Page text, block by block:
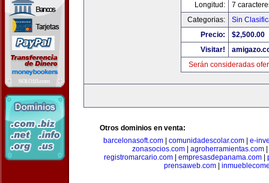
Longitud:
7
Categorias:
Sin
Precio:
$2,500.00
Visitar!
Serán consideradas
Otros dominios en venta:
barcelonasoft.com
comunidadescolar.com
e-
zonasocios.com
agroherramientas.com
registromarcario.com| empresasdepanama.com|
prensaweb.com